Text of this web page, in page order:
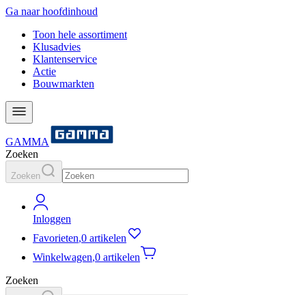
Ga naar hoofdinhoud
Toon hele assortiment
Klusadvies
Klantenservice
Actie
Bouwmarkten
GAMMA
Zoeken
Zoeken
Inloggen
Favorieten,0 artikelen
Winkelwagen,0 artikelen
Zoeken